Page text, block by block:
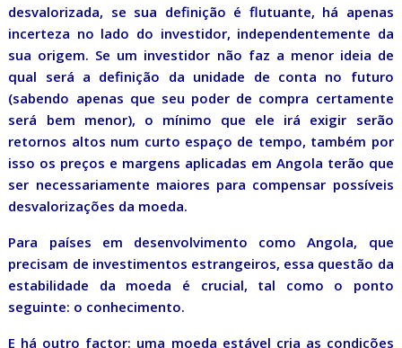
desvalorizada, se sua definição é flutuante, há apenas
incerteza no lado do investidor, independentemente da
sua origem. Se um investidor não faz a menor ideia de
qual será a definição da unidade de conta no futuro
(sabendo apenas que seu poder de compra certamente
será bem menor), o mínimo que ele irá exigir serão
retornos altos num curto espaço de tempo, também por
isso os preços e margens aplicadas em Angola terão que
ser necessariamente maiores para compensar possíveis
desvalorizações da moeda.
Para países em desenvolvimento como Angola, que
precisam de investimentos estrangeiros, essa questão da
estabilidade da moeda é crucial, tal como o ponto
seguinte: o conhecimento.
E há outro factor: uma moeda estável cria as condições